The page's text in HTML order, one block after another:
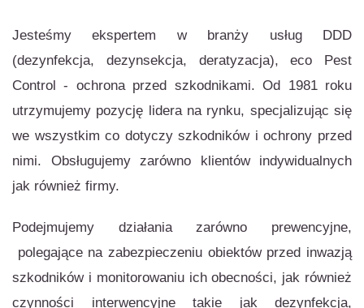
Jesteśmy ekspertem w branży usług DDD
(dezynfekcja, dezynsekcja, deratyzacja), eco Pest
Control - ochrona przed szkodnikami. Od 1981 roku
utrzymujemy pozycję lidera na rynku, specjalizując się
we wszystkim co dotyczy szkodników i ochrony przed
nimi. Obsługujemy zarówno klientów indywidualnych
jak również firmy.
Podejmujemy działania zarówno prewencyjne,
polegające na zabezpieczeniu obiektów przed inwazją
szkodników i monitorowaniu ich obecności, jak również
czynności interwencyjne takie jak dezynfekcja,